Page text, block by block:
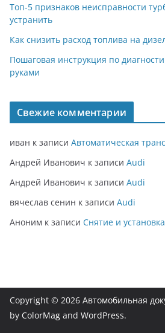
Топ-5 признаков неисправности
устранить
Как снизить расход топлива на
Пошаговая инструкция по
руками
Свежие комментарии
иван к записи Автоматическая
Андрей Иванович к записи Audi
Андрей Иванович к записи Audi
вячеслав сенин к записи Audi
Аноним к записи Снятие и
Copyright © 2026 Автомобильная
by ColorMag and WordPress.